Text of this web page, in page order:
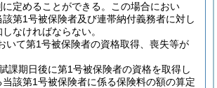
定めることができる。
この場合におい
第1号被保険者及び連帯納付義務者に対し
なければならない。
いて第1号被保険者の資格取得、喪失等が
課期日後に第1号被保険者の資格を取得し
該第1号被保険者に係る保険料の額の算定